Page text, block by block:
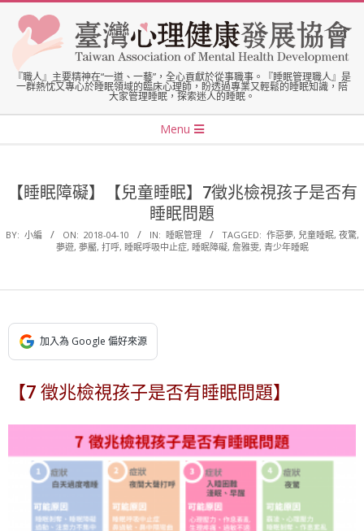
content
臺
灣
心
理
健
康
發
展
協
會
『職人』主要精神在“一道、一藝”，全心貢獻於從事職事。『睡眠管理職人』是
一群熱忱又專心於睡眠領域的臨床心理師，盼透過專業又輕鬆的睡眠知識，陪
大家管理睡眠，探索迷人的睡眠。
Menu
【睡眠障礙】【兒童睡眠】7徵兆檢視孩子是否有
睡眠問題
BY: 小編 ON: 2018-04-10 IN: 睡眠管理 TAGGED: 作惡夢, 兒童睡眠, 夜驚,
夢遊, 夢靨, 打呼, 睡眠呼吸中止症, 睡眠障礙, 詹雅雯, 青少年睡眠
加入為 Google 偏好來源
【7 徵兆檢視孩子是否有睡眠問題】